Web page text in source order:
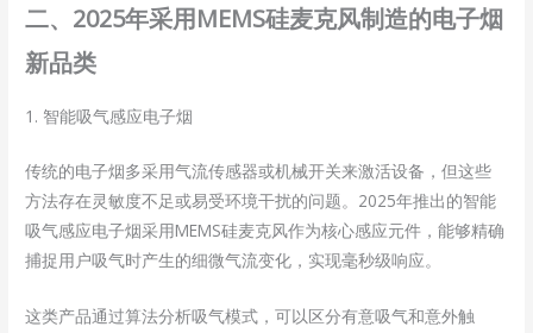
二、2025年采用MEMS硅麦克风制造的电子烟
新品类
1. 智能吸气感应电子烟
传统的电子烟多采用气流传感器或机械开关来激活设备，但这些
方法存在灵敏度不足或易受环境干扰的问题。2025年推出的智能
吸气感应电子烟采用MEMS硅麦克风作为核心感应元件，能够精确
捕捉用户吸气时产生的细微气流变化，实现毫秒级响应。
这类产品通过算法分析吸气模式，可以区分有意吸气和意外触